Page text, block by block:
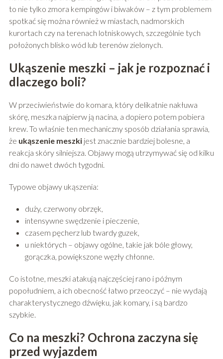
to nie tylko zmora kempingów i biwaków – z tym problemem
spotkać się można również w miastach, nadmorskich
kurortach czy na terenach lotniskowych, szczególnie tych
położonych blisko wód lub terenów zielonych.
Ukąszenie meszki – jak je rozpoznać i
dlaczego boli?
W przeciwieństwie do komara, który delikatnie nakłuwa
skórę, meszka najpierw ją nacina, a dopiero potem pobiera
krew. To właśnie ten mechaniczny sposób działania sprawia,
że ukąszenie meszkijest znacznie bardziej bolesne, a
reakcja skóry silniejsza. Objawy mogą utrzymywać się od kilku
dni do nawet dwóch tygodni.
Typowe objawy ukąszenia:
duży, czerwony obrzęk,
intensywne swędzenie i pieczenie,
czasem pęcherz lub twardy guzek,
u niektórych – objawy ogólne, takie jak bóle głowy,
gorączka, powiększone węzły chłonne.
Co istotne, meszki atakują najczęściej rano i późnym
popołudniem, a ich obecność łatwo przeoczyć – nie wydają
charakterystycznego dźwięku, jak komary, i są bardzo
szybkie.
Co na meszki? Ochrona zaczyna się
przed wyjazdem